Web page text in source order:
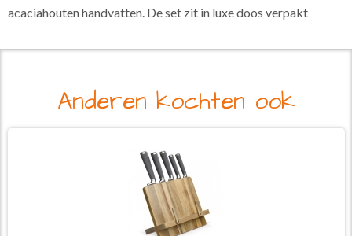
acaciahouten handvatten. De set zit in luxe doos verpakt
Anderen kochten ook